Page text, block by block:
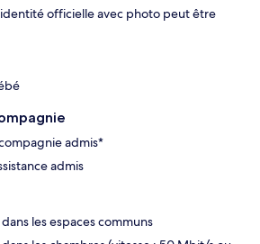
officielle avec photo peut être
admis*
admis
les espaces communs